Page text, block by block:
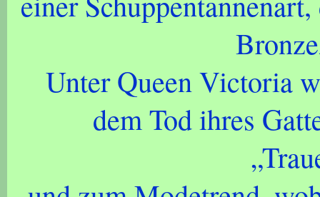
Unter Queen Victoria
dem Tod ihres